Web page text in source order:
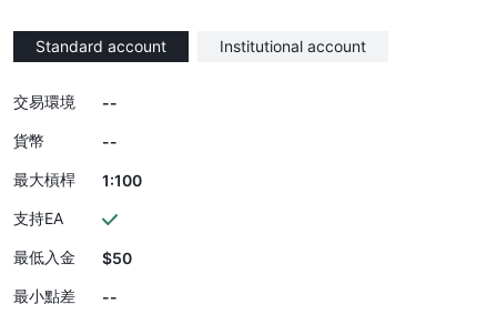
Standard account Institutional account
交易環境
--
貨幣
--
最大槓桿
1:100
支持EA
最低入金
$50
最小點差
--